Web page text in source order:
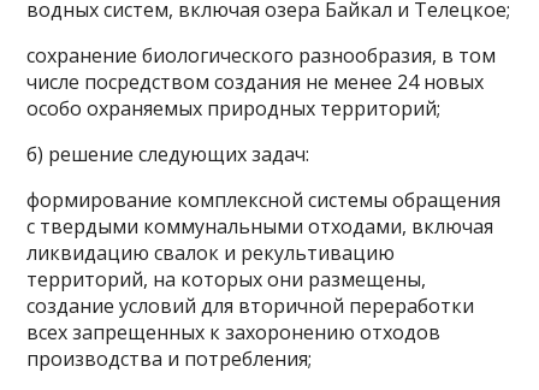
водных систем, включая озера Байкал и Телецкое;
сохранение биологического разнообразия, в том
числе посредством создания не менее 24 новых
особо охраняемых природных территорий;
б) решение следующих задач:
формирование комплексной системы обращения
с твердыми коммунальными отходами, включая
ликвидацию свалок и рекультивацию
территорий, на которых они размещены,
создание условий для вторичной переработки
всех запрещенных к захоронению отходов
производства и потребления;